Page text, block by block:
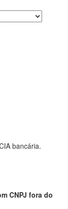
bancária.
CNPJ fora do